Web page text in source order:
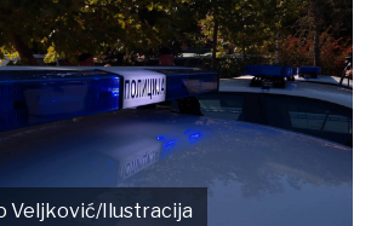
Veljković/Ilustracija